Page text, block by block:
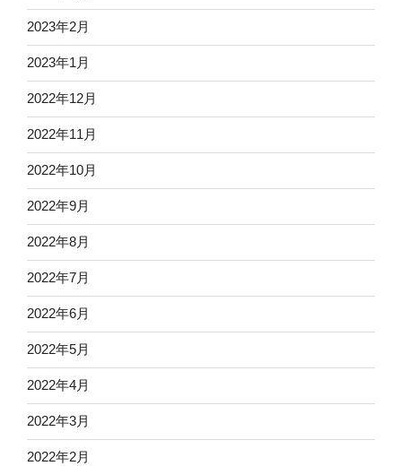
2023年2月
2023年1月
2022年12月
2022年11月
2022年10月
2022年9月
2022年8月
2022年7月
2022年6月
2022年5月
2022年4月
2022年3月
2022年2月